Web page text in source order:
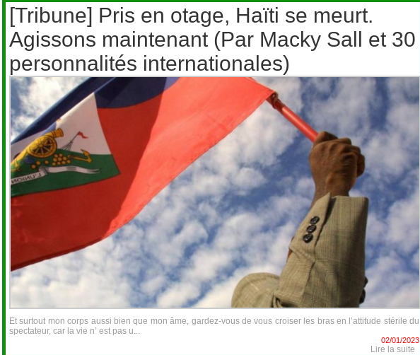
[Tribune] Pris en otage, Haïti se meurt.
Agissons maintenant (Par Macky Sall et 30
personnalités internationales)
Et surtout mon corps aussi bien que mon âme, gardez-vous de vous croiser les bras en l’attitude stérile du
spectateur, car la vie n’ est pas u...
02/01/2023
Lire la suite